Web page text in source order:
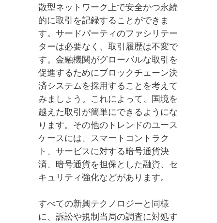
散型ネットワーク上で安全かつ永続
的に取引を記録することができま
す。サードパーティのファシリテー
ターは必要なく、取引履歴は不変で
す。金融機関がグローバルな取引を
促進するためにブロックチェーン決
済システムを採用することを考えて
みましょう。これによって、国境を
越えた取引が簡単にできるようにな
ります。その他のトレンドのユース
ケースには、スマートコントラク
ト、サービスに対する暗号通貨決
済、暗号通貨を担保とした融資、セ
キュリティ強化などがあります。
すべての新興テクノロジーと同様
に、訴訟や規制当局の調査に対処す